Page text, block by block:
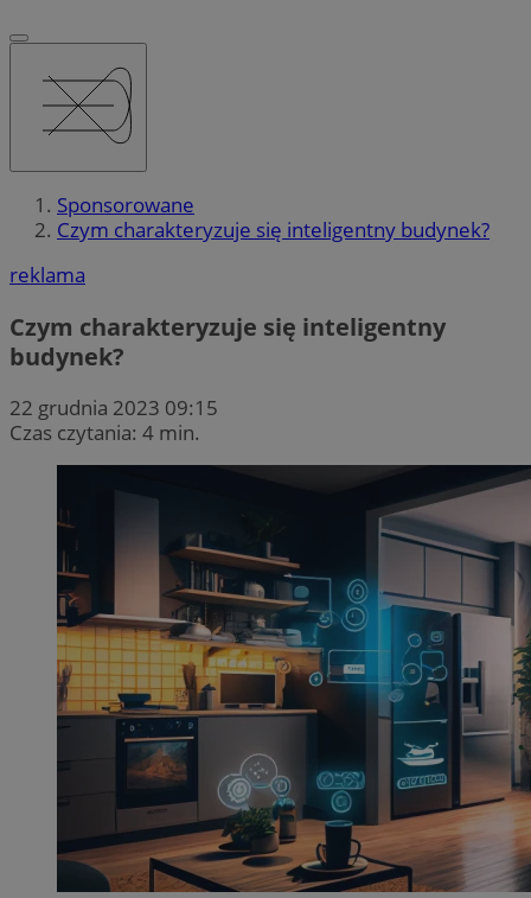
Sponsorowane
Czym charakteryzuje się inteligentny budynek?
reklama
Czym charakteryzuje się inteligentny
budynek?
22 grudnia 2023 09:15
Czas czytania: 4 min.